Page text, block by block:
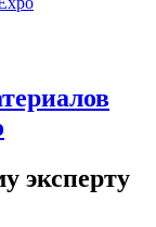
эксперту